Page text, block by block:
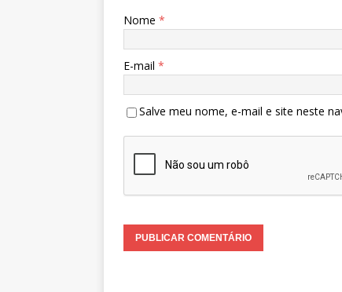
Nome *
E-mail *
Salve meu nome, e-mail e site neste